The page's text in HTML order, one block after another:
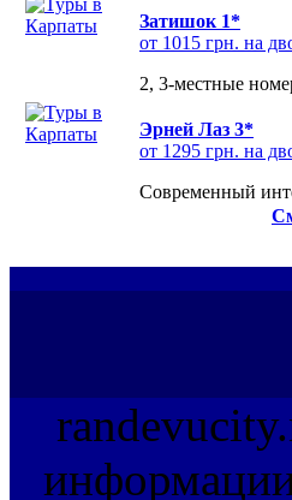
Затишок 1*
от 1015 грн. на
2, 3-местные
Эрней Лаз 3*
от 1295 грн. на
Современный